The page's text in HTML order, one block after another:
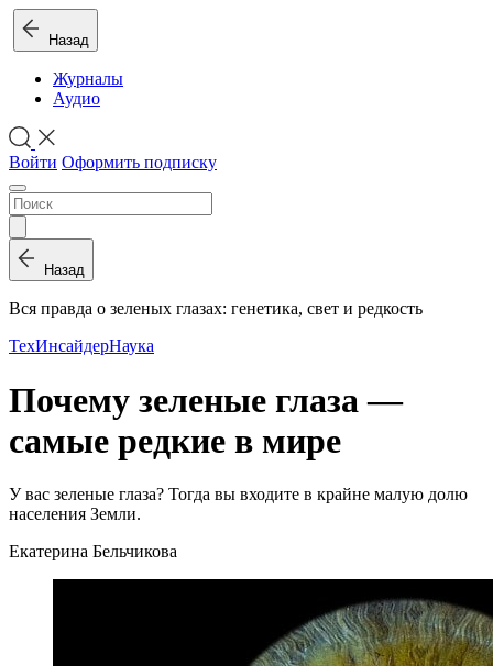
Назад
Журналы
Аудио
Войти Оформить подписку
Назад
Вся правда о зеленых глазах: генетика, свет и редкость
ТехИнсайдерНаука
Почему зеленые глаза —
самые редкие в мире
У вас зеленые глаза? Тогда вы входите в крайне малую долю
населения Земли.
Екатерина Бельчикова